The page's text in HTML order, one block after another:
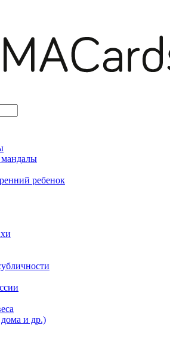
мандалы
ребенок
и др.)